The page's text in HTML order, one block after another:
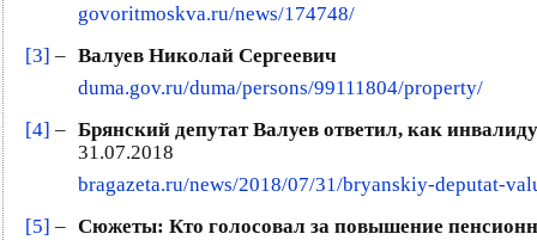
govoritmoskva.ru/news/174748/
[3] – Валуев Николай Сергеевич
duma.gov.ru/duma/persons/99111804/property/
[4] – Брянский депутат Валуев ответил, как
31.07.2018
bragazeta.ru/news/2018/07/31/bryanskiy-deputat-
[5] – Сюжеты: Кто голосовал за повышение